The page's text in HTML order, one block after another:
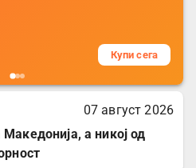
Купи сега
07 август 2026
а никој од